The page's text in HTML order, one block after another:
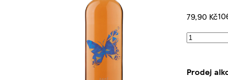
79,90 Kč
Prodej